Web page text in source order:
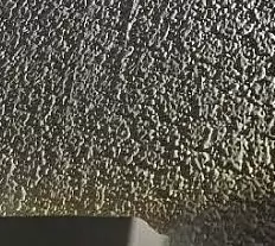
строительные недостатки?
являются явными и для
знаний и
трещины в стяжке, явные
в боль...
устранения строительных
по фото/видео?
всех строительных
проводить
анализ
по фото/видео в...